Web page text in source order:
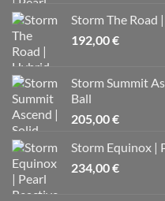
Storm The Road
192,00€
Storm Summit
Ball
205,00€
Storm Equinox |
234,00€